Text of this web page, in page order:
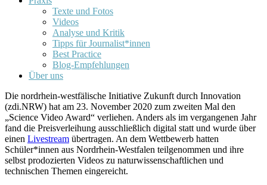
Texte und Fotos
Videos
Analyse und Kritik
Tipps für Journalist*innen
Best Practice
Blog-Empfehlungen
Über uns
Die nordrhein-westfälische Initiative Zukunft durch Innovation
(zdi.NRW) hat am 23. November 2020 zum zweiten Mal den
„Science Video Award“ verliehen. Anders als im vergangenen Jahr
fand die Preisverleihung ausschließlich digital statt und wurde über
einen Livestream übertragen. An dem Wettbewerb hatten
Schüler*innen aus Nordrhein-Westfalen teilgenommen und ihre
selbst prodozierten Videos zu naturwissenschaftlichen und
technischen Themen eingereicht.